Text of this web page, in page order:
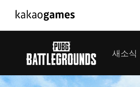
PC/모바일게임
도깨비의세계
새소식